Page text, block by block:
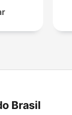
Brasil